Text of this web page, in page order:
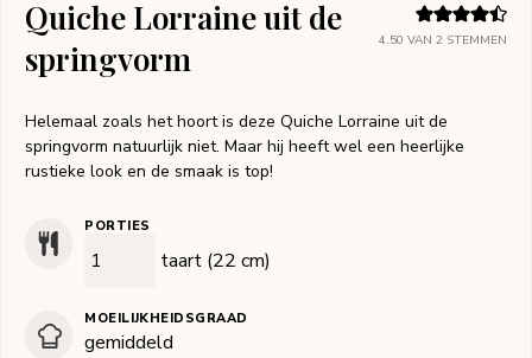
4.50 VAN 2 STEMMEN
Quiche Lorraine uit de
springvorm
Helemaal zoals het hoort is deze Quiche Lorraine uit de
springvorm natuurlijk niet. Maar hij heeft wel een heerlijke
rustieke look en de smaak is top!
PORTIES
taart (22 cm)
MOEILIJKHEIDSGRAAD
gemiddeld